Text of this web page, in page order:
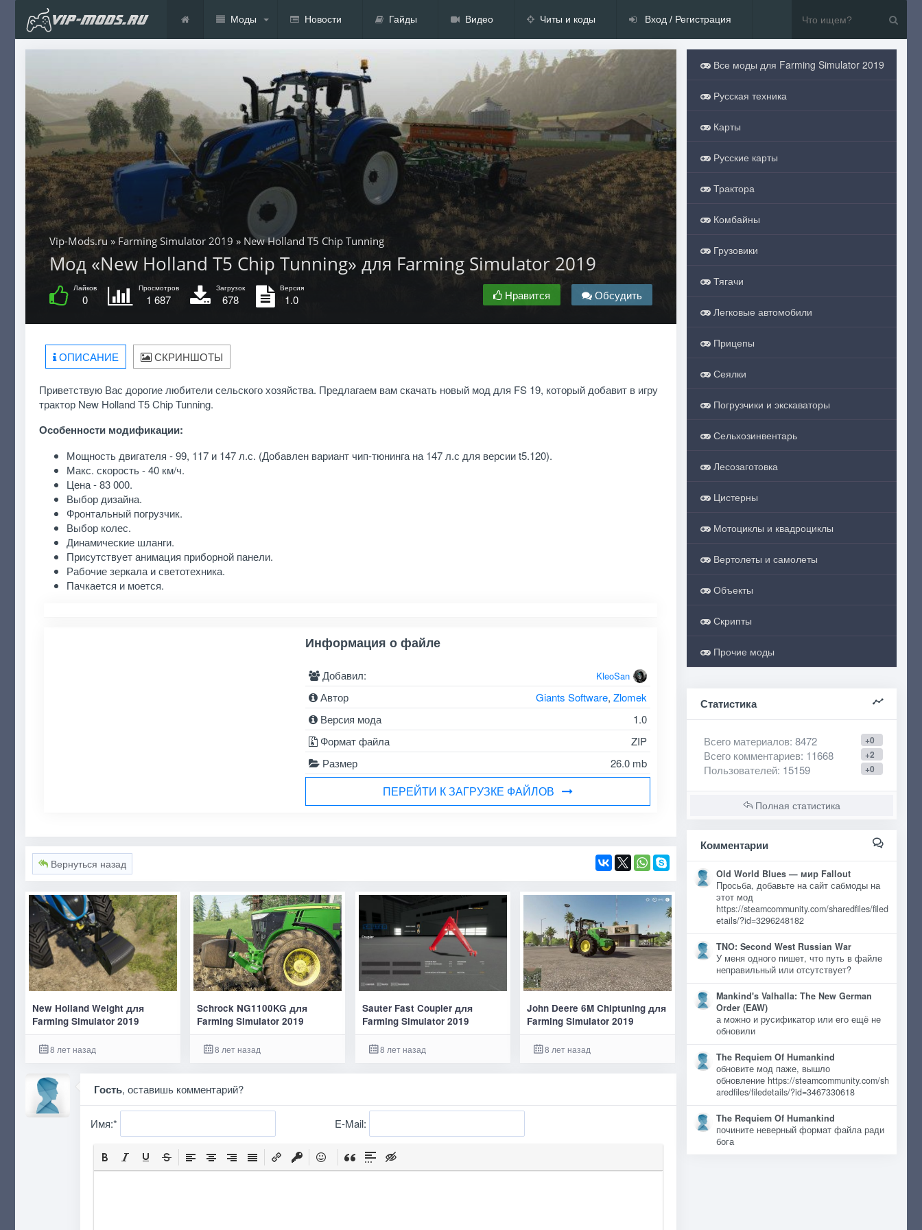
Моды Новости Гайды Видео Читы и коды Вход / Регистрация
Vip-Mods.ru » Farming Simulator 2019 » New Holland T5 Chip Tunning
Мод «New Holland T5 Chip Tunning» для Farming Simulator 2019
Лайков
0
Просмотров
1 687
Загрузок
678
Версия
1.0 Нравится Обсудить
ОПИСАНИЕ СКРИНШОТЫ
Приветствую Вас дорогие любители сельского хозяйства. Предлагаем вам скачать новый мод для FS 19, который добавит в игру
трактор New Holland T5 Chip Tunning.
Особенности модификации:
Мощность двигателя - 99, 117 и 147 л.с. (Добавлен вариант чип-тюнинга на 147 л.с для версии t5.120).
Макс. скорость - 40 км/ч.
Цена - 83 000.
Выбор дизайна.
Фронтальный погрузчик.
Выбор колес.
Динамические шланги.
Присутствует анимация приборной панели.
Рабочие зеркала и светотехника.
Пачкается и моется.
Информация о файле
Добавил: KleoSan
Автор Giants Software,Zlomek
Версия мода
1.0
Формат файла
ZIP
Размер
26.0 mb
ПЕРЕЙТИ К ЗАГРУЗКЕ ФАЙЛОВ
Вернуться назад
New Holland Weight для
Farming Simulator 2019
8 лет назад
Schrock NG1100KG для
Farming Simulator 2019
8 лет назад
Sauter Fast Coupler для
Farming Simulator 2019
8 лет назад
John Deere 6M Chiptuning для
Farming Simulator 2019
8 лет назад
Гость, оставишь комментарий?
Имя:* E-Mail:
Все моды для Farming Simulator 2019
Русская техника
Карты
Русские карты
Трактора
Комбайны
Грузовики
Тягачи
Легковые автомобили
Прицепы
Сеялки
Погрузчики и экскаваторы
Сельхозинвентарь
Лесозаготовка
Цистерны
Мотоциклы и квадроциклы
Вертолеты и самолеты
Объекты
Скрипты
Прочие моды
Статистика
+0
Всего материалов: 8472
+2
Всего комментариев: 11668
+0
Пользователей: 15159
Полная статистика
Комментарии
Old World Blues — мир Fallout
Просьба, добавьте на сайт сабмоды на
этот мод
https://steamcommunity.com/sharedfiles/filed
etails/?id=3296248182
TNO: Second West Russian War
У меня одного пишет, что путь в файле
неправильный или отсутствует?
Mankind's Valhalla: The New German
Order (EAW)
а можно и русификатор или его ещё не
обновили
The Requiem Of Humankind
обновите мод паже, вышло
обновление https://steamcommunity.com/sh
aredfiles/filedetails/?id=3467330618
The Requiem Of Humankind
почините неверный формат файла ради
бога